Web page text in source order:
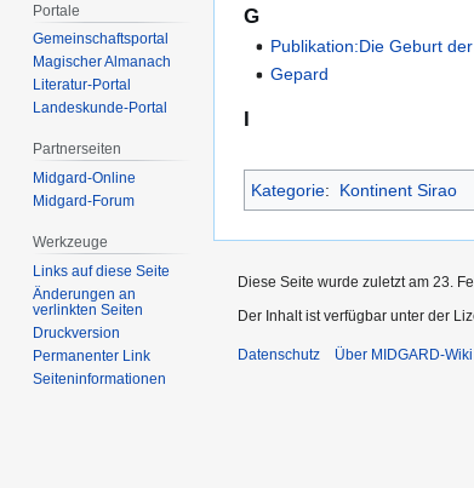
G
Publikation:Die Geburt
Gepard
I
Kategorie: Kontinent Sirao
Portale
Gemeinschafts­portal
Magischer Almanach
Literatur-Portal
Landeskunde-Portal
Partnerseiten
Midgard-Online
Midgard-Forum
Werkzeuge
Links auf diese Seite
Änderungen an
verlinkten Seiten
Druckversion
Permanenter Link
Seiten­­informationen
Diese Seite wurde zuletzt am 23.
Der Inhalt ist verfügbar unter der
Datenschutz Über MIDGARD-Wiki